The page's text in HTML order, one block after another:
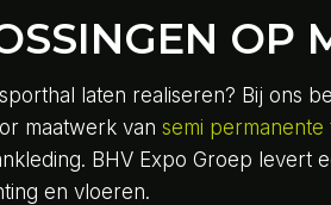
OP
laten realiseren? Bij ons
maatwerk van semi permanente
BHV Expo Groep
en vloeren.